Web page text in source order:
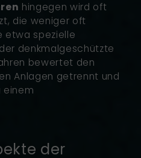
hingegen wird oft
die weniger oft
etwa spezielle
denkmalgeschützte
bewertet den
Anlagen getrennt und
einem
der